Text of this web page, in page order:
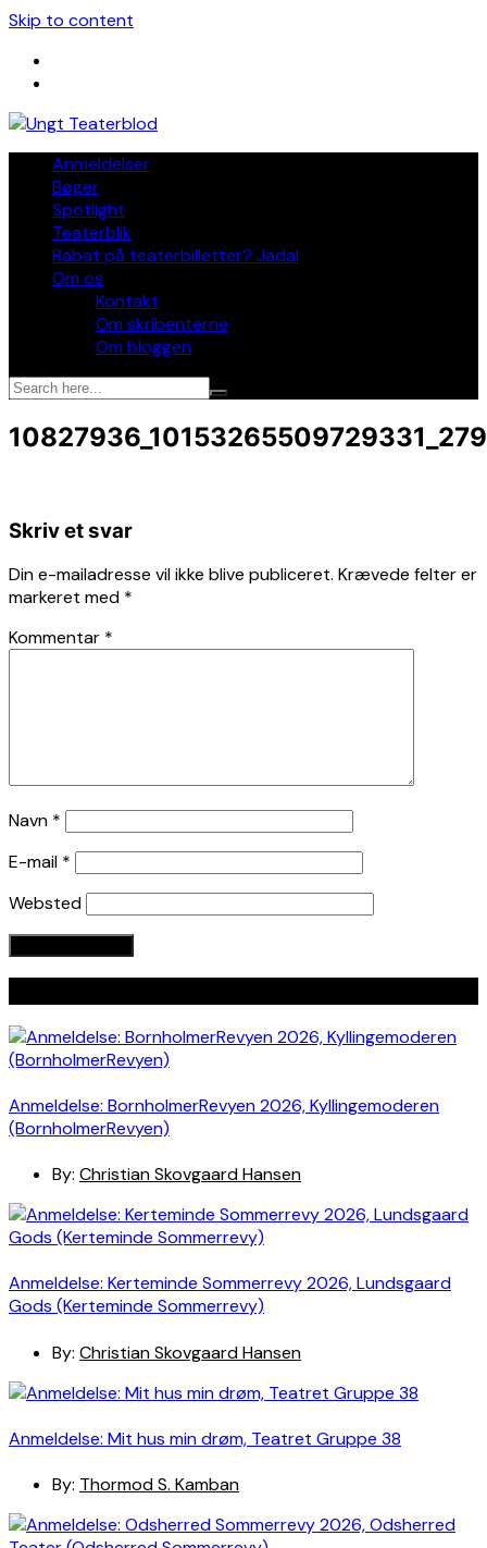
Skip to content
Anmeldelser
Bøger
Spotlight
Teaterblik
Rabat på teaterbilletter? Jada!
Om os
Kontakt
Om skribenterne
Om bloggen
Skriv et svar
Din e-mailadresse vil ikke blive publiceret. Krævede felter er
markeret med *
Kommentar *
Navn *
E-mail *
Websted
Anmeldelse: BornholmerRevyen 2026, Kyllingemoderen
(BornholmerRevyen)
By: Christian Skovgaard Hansen
Anmeldelse: Kerteminde Sommerrevy 2026, Lundsgaard
Gods (Kerteminde Sommerrevy)
By: Christian Skovgaard Hansen
Anmeldelse: Mit hus min drøm, Teatret Gruppe 38
By: Thormod S. Kamban